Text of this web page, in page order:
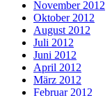
November 2012
Oktober 2012
August 2012
Juli 2012
Juni 2012
April 2012
März 2012
Februar 2012